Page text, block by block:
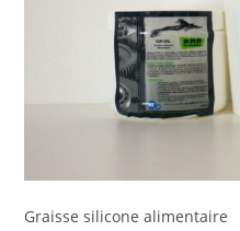
Graisse silicone alimentaire